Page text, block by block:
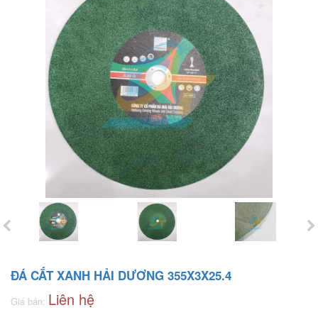
ĐÁ CẮT XANH HẢI DƯƠNG 355X3X25.4
Giá bán: Liên hệ